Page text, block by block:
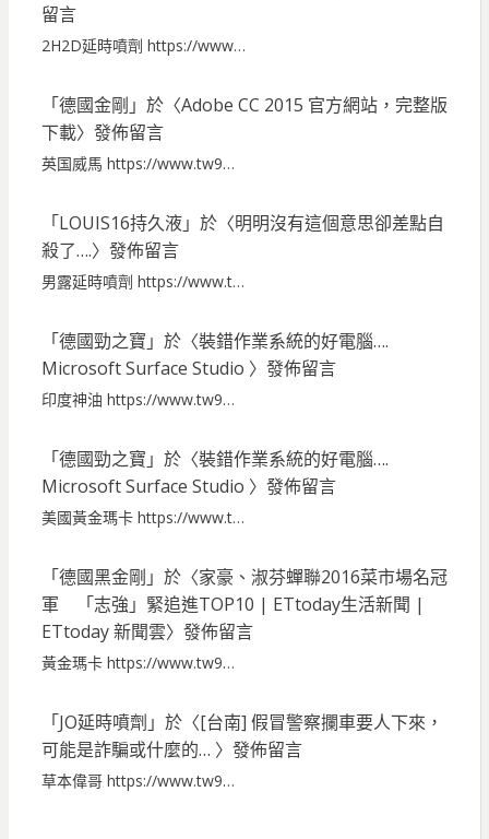
留言
2H2D延時噴劑 https://www…
「德國金剛 」於〈Adobe CC 2015 官方網站，完整版
下載〉發佈留言
英国威馬 https://www.tw9…
「LOUIS16持久液」於〈明明沒有這個意思卻差點自
殺了….〉發佈留言
男露延時噴劑 https://www.t…
「德國勁之寶 」於〈裝錯作業系統的好電腦….
Microsoft Surface Studio 〉發佈留言
印度神油 https://www.tw9…
「德國勁之寶 」於〈裝錯作業系統的好電腦….
Microsoft Surface Studio 〉發佈留言
美國黃金瑪卡 https://www.t…
「德國黑金剛 」於〈家豪、淑芬蟬聯2016菜市場名冠
軍 「志強」緊追進TOP10 | ETtoday生活新聞 |
ETtoday 新聞雲〉發佈留言
黃金瑪卡 https://www.tw9…
「JO延時噴劑 」於〈[台南] 假冒警察攔車要人下來，
可能是詐騙或什麼的… 〉發佈留言
草本偉哥 https://www.tw9…